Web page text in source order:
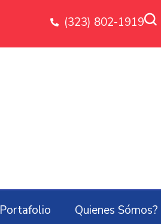
(323) 802-1919
Portafolio Quienes Sómos?